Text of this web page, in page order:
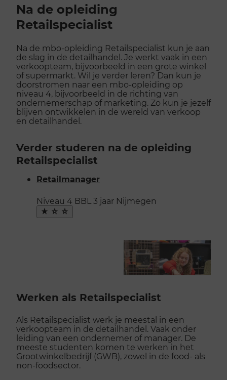
Na de opleiding
Retailspecialist
Na de mbo-opleiding Retailspecialist kun je aan
de slag in de detailhandel. Je werkt vaak in een
verkoopteam, bijvoorbeeld in een grote winkel
of supermarkt. Wil je verder leren? Dan kun je
doorstromen naar een mbo-opleiding op
niveau 4, bijvoorbeeld in de richting van
ondernemerschap of marketing. Zo kun je jezelf
blijven ontwikkelen in de wereld van verkoop
en detailhandel.
Verder studeren na de opleiding
Retailspecialist
Retailmanager
Niveau 4 BBL 3 jaar Nijmegen
Maak
favoriet
Werken als Retailspecialist
Als Retailspecialist werk je meestal in een
verkoopteam in de detailhandel. Vaak onder
leiding van een ondernemer of manager. De
meeste studenten komen te werken in het
Grootwinkelbedrijf (GWB), zowel in de food- als
non-foodsector.